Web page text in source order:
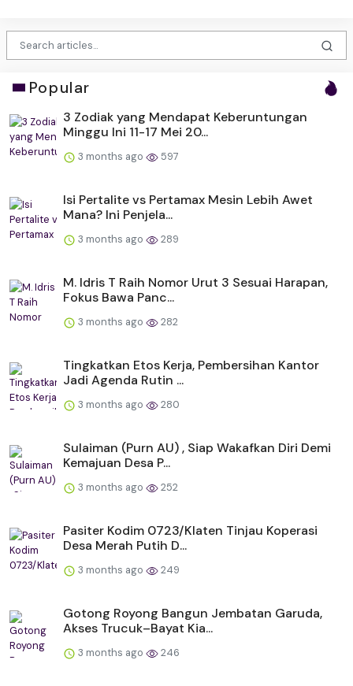
Popular
3 Zodiak yang Mendapat Keberuntungan
Minggu Ini 11-17 Mei 20...
3 months ago 597
Isi Pertalite vs Pertamax Mesin Lebih Awet
Mana? Ini Penjela...
3 months ago 289
M. Idris T Raih Nomor Urut 3 Sesuai Harapan,
Fokus Bawa Panc...
3 months ago 282
Tingkatkan Etos Kerja, Pembersihan Kantor
Jadi Agenda Rutin ...
3 months ago 280
Sulaiman (Purn AU) , Siap Wakafkan Diri Demi
Kemajuan Desa P...
3 months ago 252
Pasiter Kodim 0723/Klaten Tinjau Koperasi
Desa Merah Putih D...
3 months ago 249
Gotong Royong Bangun Jembatan Garuda,
Akses Trucuk–Bayat Kia...
3 months ago 246